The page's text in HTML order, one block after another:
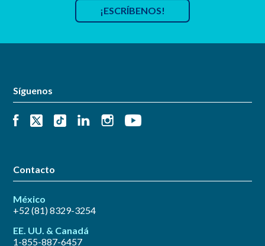
¡ESCRÍBENOS!
Síguenos
Contacto
México
+52 (81) 8329-3254
EE. UU. & Canadá
1-855-887-6457